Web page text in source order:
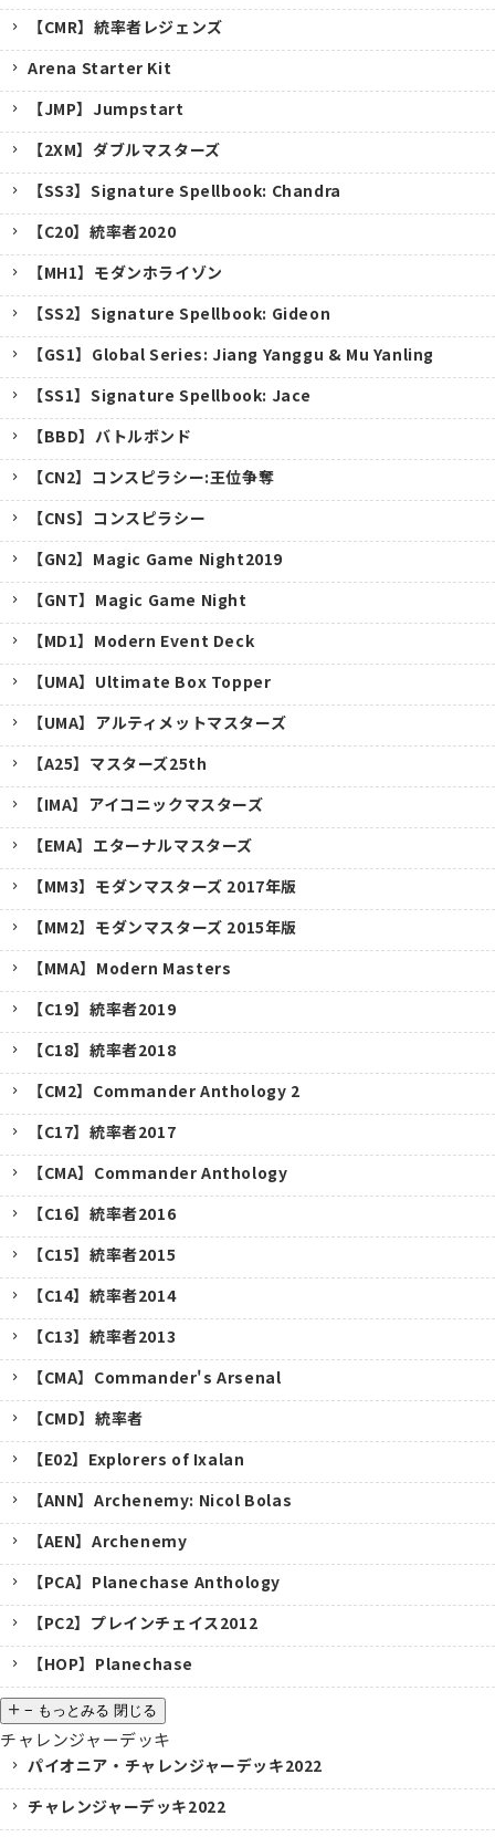
キャンセル
【CMR】統率者レジェンズ
Arena Starter Kit
【JMP】Jumpstart
【2XM】ダブルマスターズ
【SS3】Signature Spellbook: Chandra
【C20】統率者2020
【MH1】モダンホライゾン
【SS2】Signature Spellbook: Gideon
【GS1】Global Series: Jiang Yanggu & Mu Yanling
【SS1】Signature Spellbook: Jace
【BBD】バトルボンド
【CN2】コンスピラシー:王位争奪
【CNS】コンスピラシー
【GN2】Magic Game Night2019
【GNT】Magic Game Night
【MD1】Modern Event Deck
【UMA】Ultimate Box Topper
【UMA】アルティメットマスターズ
【A25】マスターズ25th
【IMA】アイコニックマスターズ
【EMA】エターナルマスターズ
【MM3】モダンマスターズ 2017年版
【MM2】モダンマスターズ 2015年版
【MMA】Modern Masters
【C19】統率者2019
【C18】統率者2018
【CM2】Commander Anthology 2
【C17】統率者2017
【CMA】Commander Anthology
【C16】統率者2016
【C15】統率者2015
【C14】統率者2014
【C13】統率者2013
【CMA】Commander's Arsenal
【CMD】統率者
【E02】Explorers of Ixalan
【ANN】Archenemy: Nicol Bolas
【AEN】Archenemy
【PCA】Planechase Anthology
【PC2】プレインチェイス2012
【HOP】Planechase
− もっとみる 閉じる
チャレンジャーデッキ
パイオニア・チャレンジャーデッキ2022
チャレンジャーデッキ2022